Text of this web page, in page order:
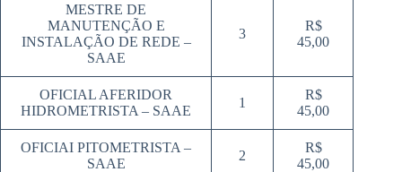
MESTRE DE
MANUTENÇÃO E
INSTALAÇÃO DE REDE –
SAAE
3
R$
45,00
OFICIAL AFERIDOR
HIDROMETRISTA – SAAE
1
R$
45,00
OFICIAI PITOMETRISTA –
SAAE
2
R$
45,00